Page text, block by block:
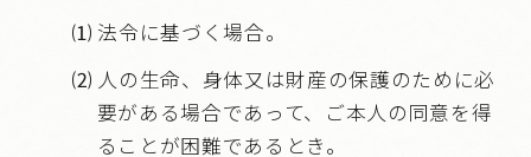
⑴ 法令に基づく場合。
⑵ 人の生命、身体又は財産の保護のために必
要がある場合であって、ご本人の同意を得
ることが困難であるとき。